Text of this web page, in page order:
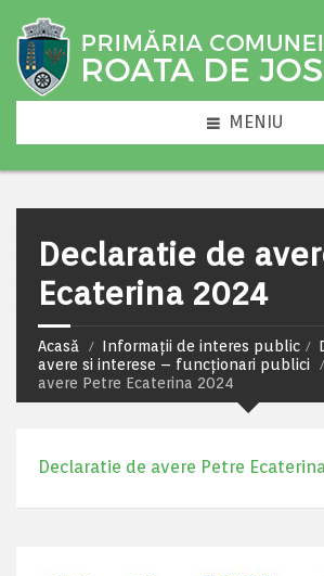
MENIU
Declaratie de
Ecaterina 2024
Acasă Informații de interes public
avere si interese – funcționari publici
avere Petre Ecaterina 2024
Declaratie de avere Petre